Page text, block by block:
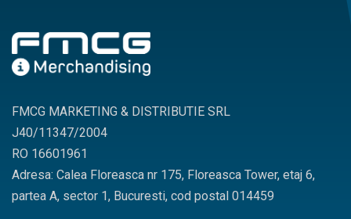
FMCG MARKETING & DISTRIBUTIE SRL
J40/11347/2004
RO 16601961
Adresa: Calea Floreasca nr 175, Floreasca Tower, etaj 6,
partea A, sector 1, Bucuresti, cod postal 014459